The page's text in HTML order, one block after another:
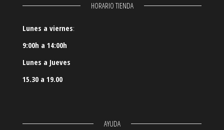
HORARIO TIENDA
Lunes a viernes:
9:00h a 14:00h
Lunes a Jueves
15.30 a 19.00
AYUDA